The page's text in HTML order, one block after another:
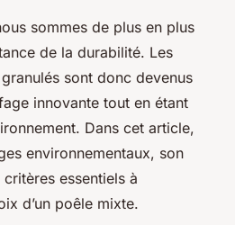
sommes de plus en plus
de la durabilité. Les
sont donc devenus
innovante tout en étant
Dans cet article,
environnementaux, son
essentiels à
d’un poêle mixte.